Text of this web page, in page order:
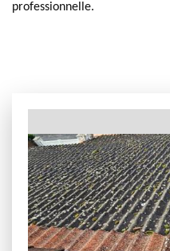
professionnelle.